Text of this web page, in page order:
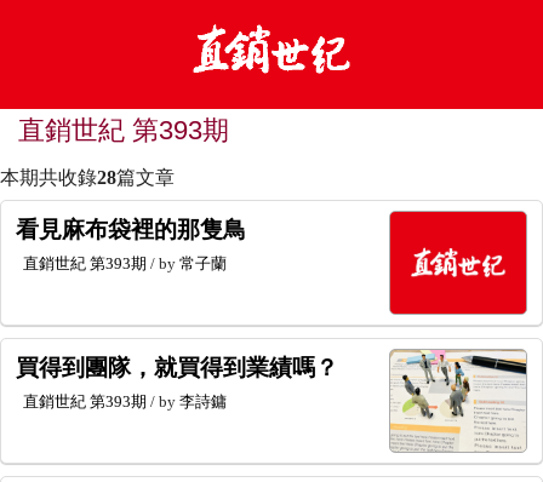
直銷世紀 第393期
本期共收錄28篇文章
看見麻布袋裡的那隻鳥
直銷世紀 第393期 / by 常子蘭
買得到團隊，就買得到業績嗎？
直銷世紀 第393期 / by 李詩鏞